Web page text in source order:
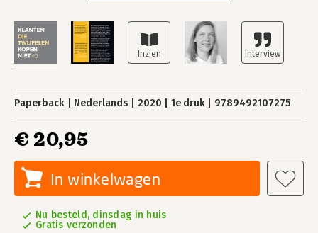
Paperback Nederlands 2020 1e druk 9789492107275
€ 20,95
In winkelwagen
Nu besteld, dinsdag in huis
Gratis verzonden